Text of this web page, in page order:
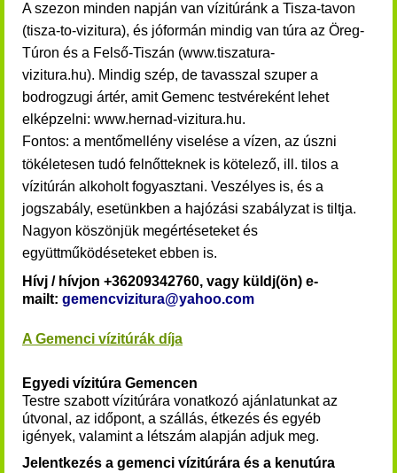
A szezon minden napján van vízitúránk a Tisza-tavon
(tisza-to-vizitura), és jóformán mindig van túra az Öreg-
Túron és a Felső-Tiszán (www.tiszatura-
vizitura.hu). Mindig szép, de tavasszal szuper a
bodrogzugi ártér, amit Gemenc testvéreként lehet
elképzelni: www.hernad-vizitura.hu.
Fontos: a mentőmellény viselése a vízen, az úszni
tökéletesen tudó felnőtteknek is kötelező, ill. tilos a
vízitúrán alkoholt fogyasztani. Veszélyes is, és a
jogszabály, esetünkben a hajózási szabályzat is tiltja.
Nagyon köszönjük megértéseteket és
együttműködéseteket ebben is.
Hívj / hívjon +36209342760, vagy küldj(ön) e-
mailt: gemencvizitura@yahoo.com
A Gemenci vízitúrák díja
Egyedi vízitúra Gemencen
Testre szabott vízitúrára vonatkozó ajánlatunkat az
útvonal, az időpont, a szállás, étkezés és egyéb
igények, valamint a létszám alapján adjuk meg.
Jelentkezés a gemenci vízitúrára és a kenutúra